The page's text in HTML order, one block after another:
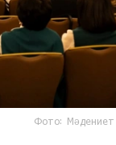
Фото: Мәдениет